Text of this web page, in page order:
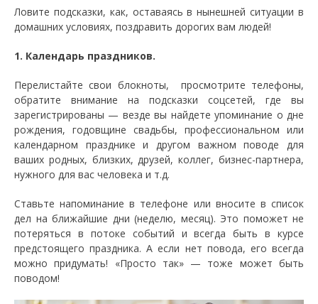
Ловите подсказки, как, оставаясь в нынешней ситуации в
домашних условиях, поздравить дорогих вам людей!
1. Календарь праздников.
Перелистайте свои блокноты, просмотрите телефоны,
обратите внимание на подсказки соцсетей, где вы
зарегистрированы — везде вы найдете упоминание о дне
рождения, годовщине свадьбы, профессиональном или
календарном празднике и другом важном поводе для
ваших родных, близких, друзей, коллег, бизнес-партнера,
нужного для вас человека и т.д.
Ставьте напоминание в телефоне или вносите в список
дел на ближайшие дни (неделю, месяц). Это поможет не
потеряться в потоке событий и всегда быть в курсе
предстоящего праздника. А если нет повода, его всегда
можно придумать! «Просто так» — тоже может быть
поводом!